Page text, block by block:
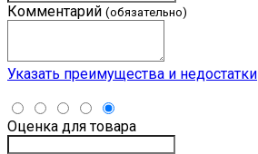
Комментарий (обязательно)
Указать преимущества и недостатки
Оценка для товара